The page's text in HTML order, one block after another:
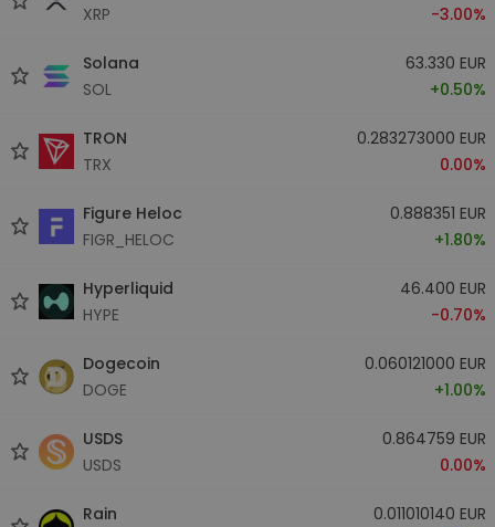
XRP
-3.00%
Solana
SOL
63.330 EUR
+0.50%
TRON
TRX
0.283273000 EUR
0.00%
Figure Heloc
FIGR_HELOC
0.888351 EUR
+1.80%
Hyperliquid
HYPE
46.400 EUR
-0.70%
Dogecoin
DOGE
0.060121000 EUR
+1.00%
USDS
USDS
0.864759 EUR
0.00%
Rain
0.011010140 EUR